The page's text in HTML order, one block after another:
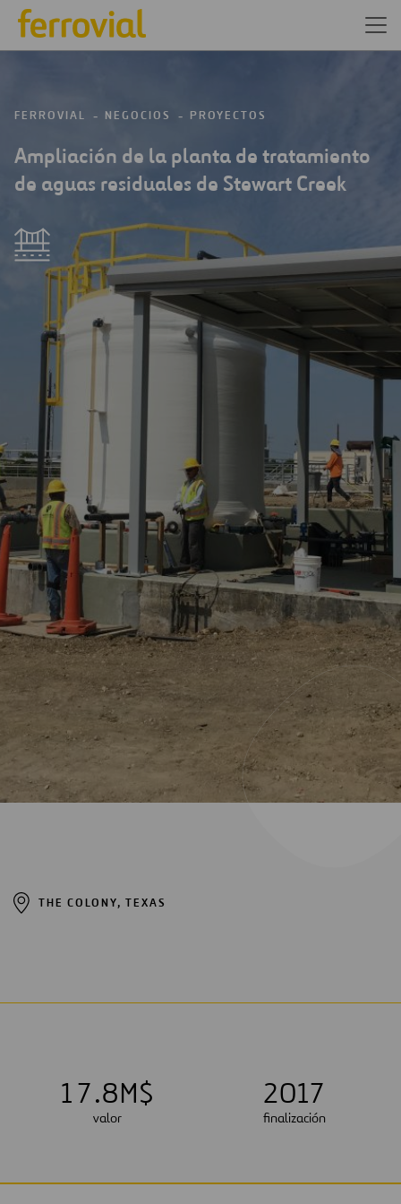
FERROVIAL NEGOCIOS PROYECTOS
Ampliación de la planta de tratamiento
de aguas residuales de Stewart Creek
THE COLONY, TEXAS
17.8M$
valor
2017
finalización